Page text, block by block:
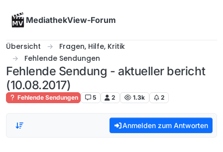
MediathekView-Forum
Übersicht
Fragen, Hilfe, Kritik
Fehlende Sendungen
Fehlende Sendung - aktueller bericht
(10.08.2017)
Fehlende Sendungen 5 2 1.3k 2
Anmelden zum Antworten